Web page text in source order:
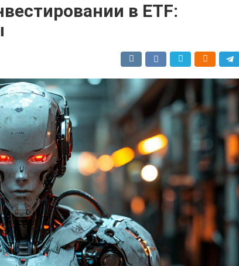
в ETF: